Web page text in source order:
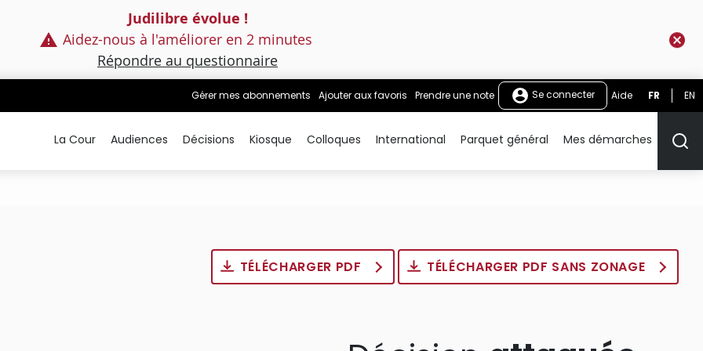
Judilibre évolue !
Aidez-nous à l'améliorer en 2 minutes
Répondre au questionnaire
Gérer mes abonnements Ajouter aux favoris Prendre une note Se connecter Aide FR EN
La Cour Audiences Décisions Kiosque Colloques International Parquet général Mes démarches
TÉLÉCHARGER PDF TÉLÉCHARGER PDF SANS ZONAGE